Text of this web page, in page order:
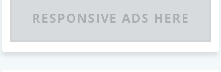
RESPONSIVE ADS HERE